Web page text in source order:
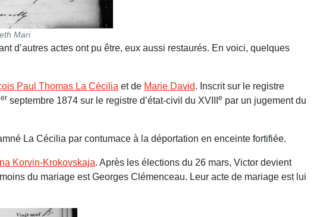
Mari
d’autres actes ont pu être, eux aussi restaurés. En voici, quelques
Paul Thomas La Cécilia et de Marie David. Inscrit sur le registre
er septembre 1874 sur le registre d’état-civil du XVIII e par un jugement du
La Cécilia par contumace à la déportation en enceinte fortifiée.
Korvin-Krokovskaja. Après les élections du 26 mars, Victor devient
du mariage est Georges Clémenceau. Leur acte de mariage est lui